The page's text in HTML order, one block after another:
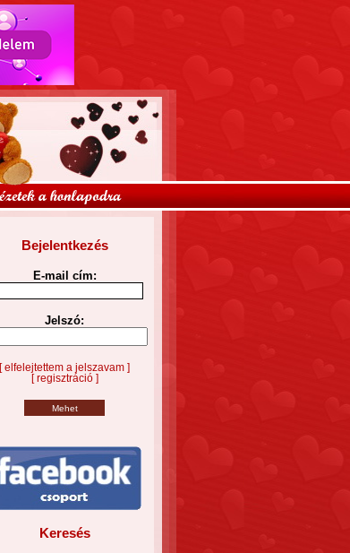
Bejelentkezés
E-mail cím:
Jelszó:
[ elfelejtettem a jelszavam ]
[ regisztráció ]
Keresés